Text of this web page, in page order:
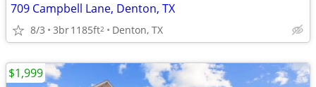
709 Campbell Lane, Denton, TX
8/3 3br1185ft2 Denton, TX
$1,999